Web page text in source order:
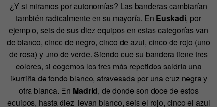
¿Y si miramos por autonomías? Las banderas cambiarían
también radicalmente en su mayoría. En Euskadi, por
ejemplo, seis de sus diez equipos en estas categorías van
de blanco, cinco de negro, cinco de azul, cinco de rojo (uno
de rosa) y uno de verde. Siendo que su bandera tiene tres
colores, si cogemos los tres más repetidos saldría una
ikurriña de fondo blanco, atravesada por una cruz negra y
otra blanca. En Madrid, de donde son doce de estos
equipos, hasta diez llevan blanco, seis el rojo, cinco el azul